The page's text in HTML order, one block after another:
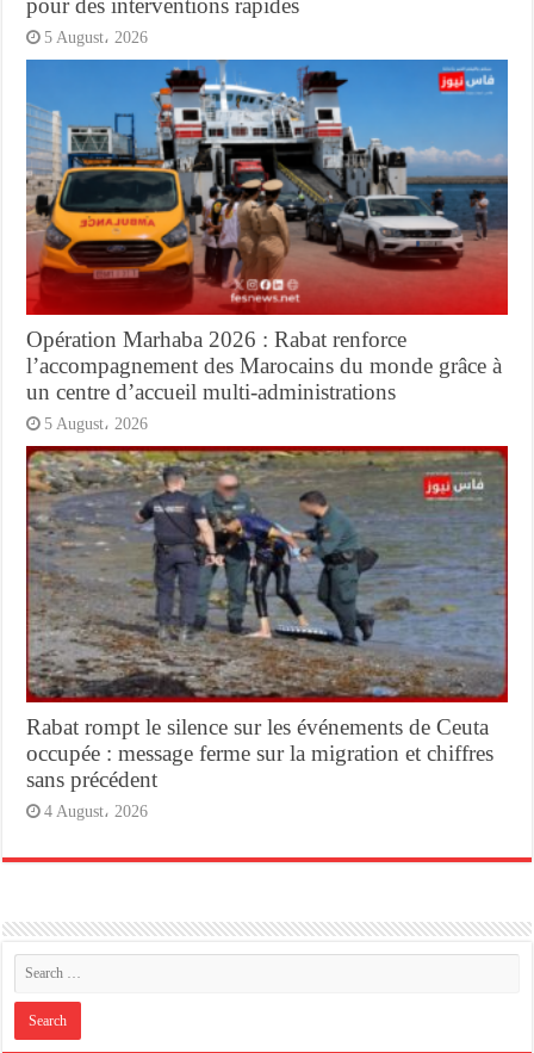
5 August، 2026
Opération Marhaba 2026 : Rabat renforce
l’accompagnement des Marocains du monde grâce à
un centre d’accueil multi-administrations
5 August، 2026
Rabat rompt le silence sur les événements de Ceuta
occupée : message ferme sur la migration et chiffres
sans précédent
4 August، 2026